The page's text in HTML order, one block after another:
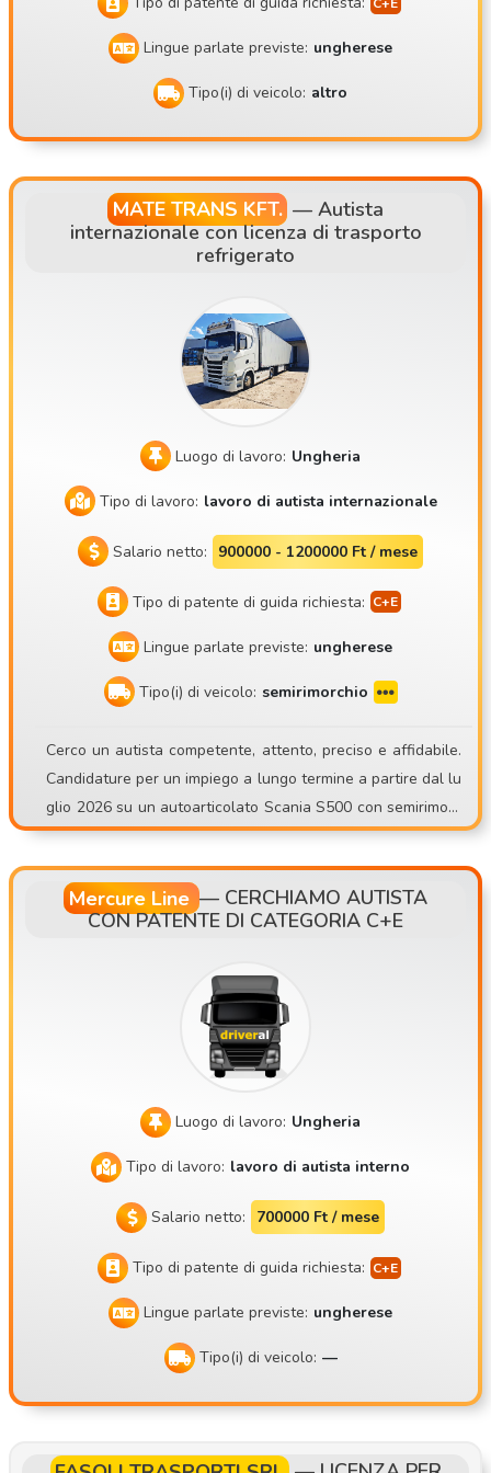
Lingue parlate previste: ungherese
Tipo(i) di veicolo: altro
MATE TRANS KFT. — Autista
internazionale con licenza di trasporto
refrigerato
Luogo di lavoro: Ungheria
Tipo di lavoro: lavoro di autista internazionale
Salario netto: 900000 - 1200000 Ft / mese
Tipo di patente di guida richiesta:
Lingue parlate previste: ungherese
Tipo(i) di veicolo: semirimorchio
Cerco un autista competente, attento, preciso e affidabile.
Candidature per un impiego a lungo termine a partire dal lu
glio 2026 su un autoarticolato Scania S500 con semirimorc
hio refrigerato Schmitz Sko24. Mate Trans Kft. https://matet
rans.webnode.hu/ Il nostro motto è: «O da professionisti o n
iente!» A causa dell’AMPLIAMENTO DELLA FLOTTA, abbiam
o una posizione aperta per un autista! Cerco autista espert
nche dalla zona di Budapest! Chi siamo? La nostra azienda,
Mate Trans Kft., è entrata nel mercato nel 2018. Effettuiam
o trasporti per conto dei nostri clienti verso l’Europa occide
ntale con diversi autotreni refrigerati. La nostra sede si trov
hé scegliere noi? Retribuzione mensile compresa tra 900.00
0 e 1.200.000 Ft netti, in base ai giorni lavorativi del mese i
n questione e ai fine settimana trascorsi fuori sede Stipend
io base lordo di 373.200 Ft (netto 248.178) Possibilità di sc
egliere liberamente di stare a casa: 45 ore di riposo ogni se
condo fine settimana o alla fine del terzo settimana lavorat
urante il periodo di riposo Apprezziamo i nostri autisti, così
come loro apprezzano il mezzo Bonus sul consumo e bonus
di fine anno per guida senza incidenti Siamo una piccola azi
enda a conduzione familiare Siamo un’azienda corretta e di
ne, di solito con partenza il lunedì di una settimana e arrivo
Mercure Line — CERCHIAMO AUTISTA
CON PATENTE DI CATEGORIA C+E
Luogo di lavoro: Ungheria
Tipo di lavoro: lavoro di autista interno
Salario netto: 700000 Ft / mese
Tipo di patente di guida richiesta:
Lingue parlate previste: ungherese
Tipo(i) di veicolo: —